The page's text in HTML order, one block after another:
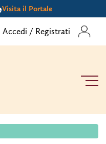
Visita il Portale
Accedi / Registrati